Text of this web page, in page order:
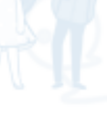
Storytelling) ผ่านงานศิลปะ